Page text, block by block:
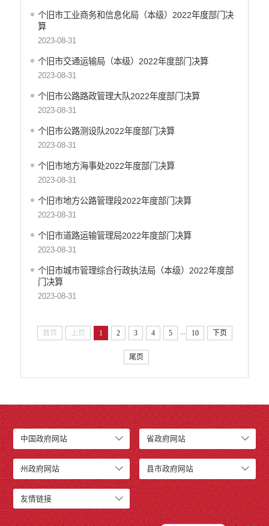
户籍和出入境管理
水务信息
林业信息
教育教学
医疗卫生
重大建设项目信息
住房和建设
统计信息
地方志
云南省新闻发布厅
权责清单
行政许可
行政处罚和行政强制
减税降费
乡村振兴
医疗卫生
重大建设项目
社会救助
产品质量
公共文化服务
司法信息
个旧市工业商务和信息化局（本级）2022年度部门决
算
2023-08-31
个旧市交通运输局（本级）2022年度部门决算
2023-08-31
个旧市公路路政管理大队2022年度部门决算
2023-08-31
个旧市公路测设队2022年度部门决算
2023-08-31
个旧市地方海事处2022年度部门决算
2023-08-31
个旧市地方公路管理段2022年度部门决算
2023-08-31
个旧市道路运输管理局2022年度部门决算
2023-08-31
个旧市城市管理综合行政执法局（本级）2022年度部
门决算
2023-08-31
首页 上页 1 2 3 4 5 ... 10 下页
尾页
中国政府网站 省政府网站
州政府网站 县市政府网站
友情链接